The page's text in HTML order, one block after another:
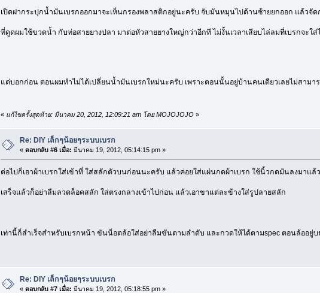
เปิดฝากระปุกน้ำมันเบรกออกมาจะเห็นกรองพลาสติกอยู่นะครับ จับมันหมุนไปด้านซ้ายยกออก แล้วจั
ที่ดูดผมใช้ขวดน้ำ กับท่อสายยางปลา มาต่อหัวสายยางใหญ่กว่าอีกที ไม่งั้นเวลาเสียบไล่ลมที่เบรกจะใส่
แต่บอกก่อน ตอนผมทำไม่ได้เปลี่ยนน้ำมันเบรกใหม่นะครับ เพราะตอนนั้นอยู่บ้านคนเดียวเลยไม่สามา
« แก้ไขครั้งสุดท้าย: มีนาคม 20, 2012, 12:09:21 am โดย MOJOJOJO»
Re: DIY เล็กๆน้อยๆระบบเบรก
«ตอบกลับ #6 เมื่อ: มีนาคม 19, 2012, 05:14:15 pm »
ต่อไปก็เอาผ้าเบรกใส่เข้าที่ ใส่สลักตัวบนก่อนนะครับ แล้วค่อยใส่แผ่นกดผ้าเบรก ใช้นิ้วกดมันลงมาแล้
เสร็จแล้วก็อย่าลืมลวดล็อคสลัก ใส่ตรงกลางเข้าไปก่อน แล้วเอาขาแต่ละข้างใส่รูปลายสลัก
เท่านี้ก็สำเร็จสำหรับเบรกหน้า ขันน็อตล้อใส่อย่าลืมขันตามลำดับ และกวดให้ได้ตามspec ตอนล้ออยู่
Re: DIY เล็กๆน้อยๆระบบเบรก
«ตอบกลับ #7 เมื่อ: มีนาคม 19, 2012, 05:18:55 pm »